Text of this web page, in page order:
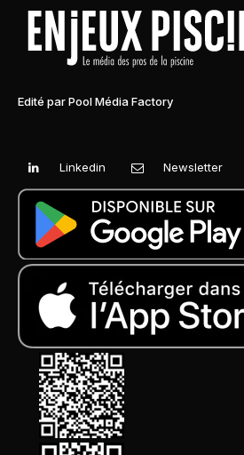
Edité par Pool Média Factory
Linkedin Newsletter